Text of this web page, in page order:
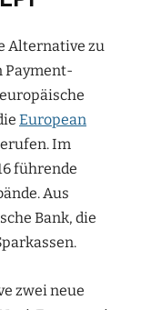
Alternative zu
Payment-
European
Im
führende
Aus
Bank, die
zwei neue